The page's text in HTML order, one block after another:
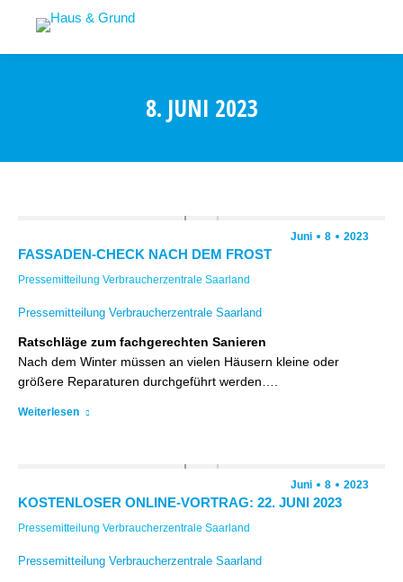
8. JUNI 2023
Juni 8 2023
FASSADEN-CHECK NACH DEM FROST
Pressemitteilung Verbraucherzentrale Saarland
Pressemitteilung Verbraucherzentrale Saarland
Ratschläge zum fachgerechten Sanieren
Nach dem Winter müssen an vielen Häusern kleine oder
größere Reparaturen durchgeführt werden….
Weiterlesen
Juni 8 2023
KOSTENLOSER ONLINE-VORTRAG: 22. JUNI 2023
Pressemitteilung Verbraucherzentrale Saarland
Pressemitteilung Verbraucherzentrale Saarland